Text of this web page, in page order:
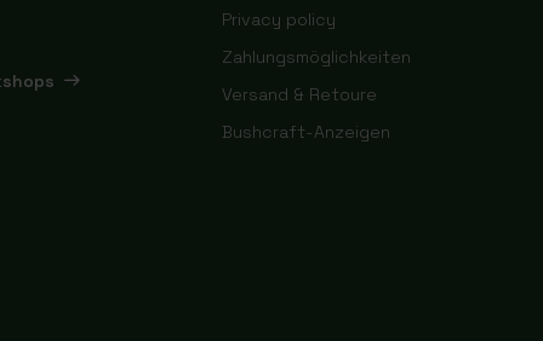
Privacy policy
Zahlungsmöglichkeiten
Versand & Retoure
Bushcraft-Anzeigen